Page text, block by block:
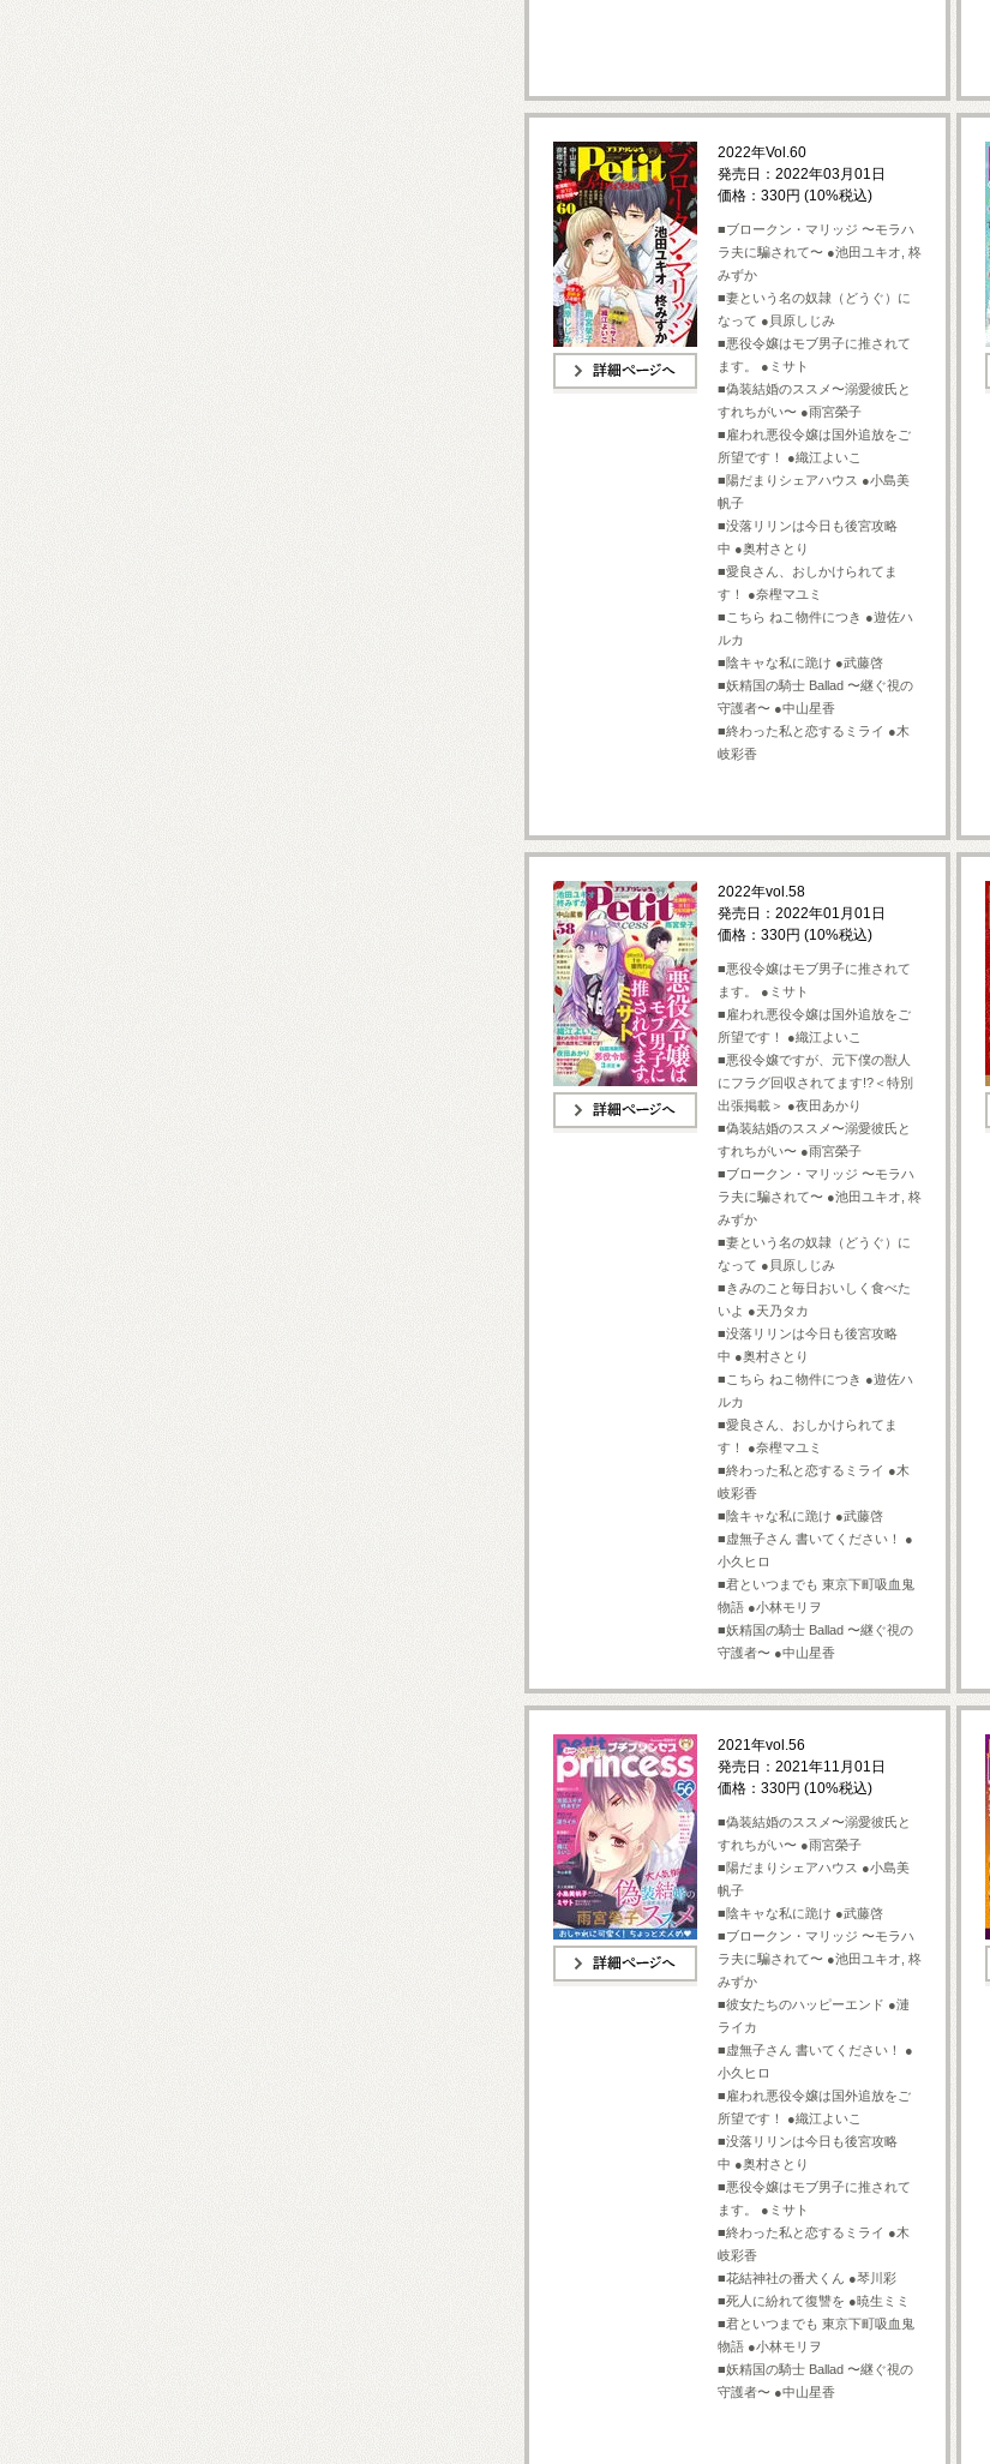
2022年Vol.60
発売日：2022年03月01日
価格：330円 (10%税込)
■ブロークン・マリッジ 〜モラハ
ラ夫に騙されて〜 ●池田ユキオ, 柊
みずか
■妻という名の奴隷（どうぐ）に
なって ●貝原しじみ
■悪役令嬢はモブ男子に推されて
ます。 ●ミサト
■偽装結婚のススメ〜溺愛彼氏と
すれちがい〜 ●雨宮榮子
■雇われ悪役令嬢は国外追放をご
所望です！ ●織江よいこ
■陽だまりシェアハウス ●小島美
帆子
■没落リリンは今日も後宮攻略
中 ●奥村さとり
■愛良さん、おしかけられてま
す！ ●奈樫マユミ
■こちら ねこ物件につき ●遊佐ハ
ルカ
■陰キャな私に跪け ●武藤啓
■妖精国の騎士 Ballad 〜継ぐ視の
守護者〜 ●中山星香
■終わった私と恋するミライ ●木
岐彩香
2022年vol.58
発売日：2022年01月01日
価格：330円 (10%税込)
■悪役令嬢はモブ男子に推されて
ます。 ●ミサト
■雇われ悪役令嬢は国外追放をご
所望です！ ●織江よいこ
■悪役令嬢ですが、元下僕の獣人
にフラグ回収されてます!?＜特別
出張掲載＞ ●夜田あかり
■偽装結婚のススメ〜溺愛彼氏と
すれちがい〜 ●雨宮榮子
■ブロークン・マリッジ 〜モラハ
ラ夫に騙されて〜 ●池田ユキオ, 柊
みずか
■妻という名の奴隷（どうぐ）に
なって ●貝原しじみ
■きみのこと毎日おいしく食べた
いよ ●天乃タカ
■没落リリンは今日も後宮攻略
中 ●奥村さとり
■こちら ねこ物件につき ●遊佐ハ
ルカ
■愛良さん、おしかけられてま
す！ ●奈樫マユミ
■終わった私と恋するミライ ●木
岐彩香
■陰キャな私に跪け ●武藤啓
■虚無子さん 書いてください！ ●
小久ヒロ
■君といつまでも 東京下町吸血鬼
物語 ●小林モリヲ
■妖精国の騎士 Ballad 〜継ぐ視の
守護者〜 ●中山星香
2021年vol.56
発売日：2021年11月01日
価格：330円 (10%税込)
■偽装結婚のススメ〜溺愛彼氏と
すれちがい〜 ●雨宮榮子
■陽だまりシェアハウス ●小島美
帆子
■陰キャな私に跪け ●武藤啓
■ブロークン・マリッジ 〜モラハ
ラ夫に騙されて〜 ●池田ユキオ, 柊
みずか
■彼女たちのハッピーエンド ●漣
ライカ
■虚無子さん 書いてください！ ●
小久ヒロ
■雇われ悪役令嬢は国外追放をご
所望です！ ●織江よいこ
■没落リリンは今日も後宮攻略
中 ●奥村さとり
■悪役令嬢はモブ男子に推されて
ます。 ●ミサト
■終わった私と恋するミライ ●木
岐彩香
■花結神社の番犬くん ●琴川彩
■死人に紛れて復讐を ●暁生ミミ
■君といつまでも 東京下町吸血鬼
物語 ●小林モリヲ
■妖精国の騎士 Ballad 〜継ぐ視の
守護者〜 ●中山星香